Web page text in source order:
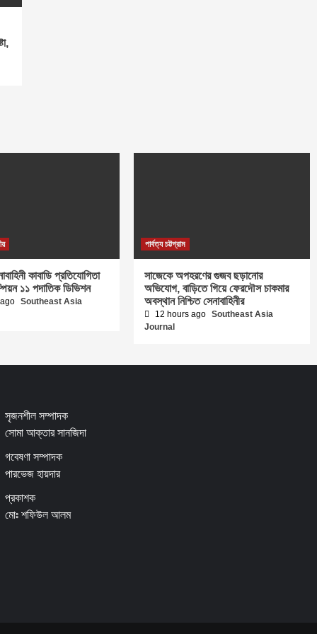
কাবাডি প্রতিযোগিতা
১১ পদাতিক ডিভিশন
Southeast Asia
পার্বত্য চট্টগ্রাম
সাজেকে অপহরণের গুজব ছড়ানোর
অভিযোগ, বাড়িতে গিয়ে ফেরদৌস চাকমার
অবস্থান নিশ্চিত সেনাবাহিনীর
12 hours ago Southeast Asia
Journal
সৃজনশীল সম্পাদক
সোমা আক্তার সানজিদা
গবেষণা সম্পাদক
পারভেজ হায়দার
প্রকাশক
মোঃ শফিউল আলম